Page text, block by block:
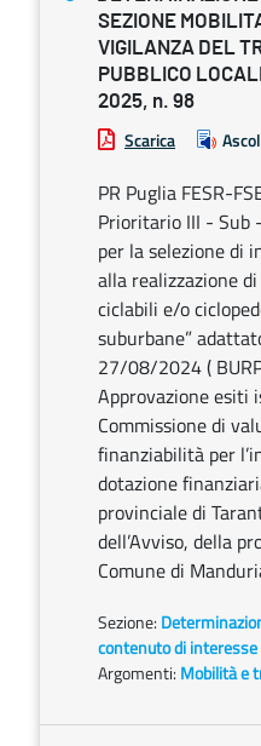
SEZIONE
VIGILANZA DEL
PUBBLICO
2025, n. 98
Scarica
PR Puglia FESR-
Prioritario III - Sub
per la selezione di
alla realizzazione
ciclabili e/o
suburbane”
27/08/2024 (
Approvazione
Commissione di
finanziabilità per
dotazione
provinciale di
dell’Avviso, della
Comune di
Sezione:
contenuto di
Argomenti: Mobilità e